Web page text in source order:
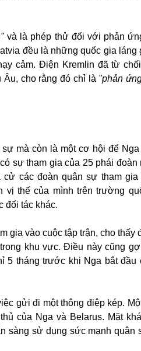
và là phép thử đối với phản
đều là những quốc gia láng
cảm. Điện Kremlin đã từ
cho rằng đó chỉ là "phản
mà còn là một cơ hội để Nga
sự tham gia của 25 phái
các đoàn quân sự tham gia
vị thế của mình trên trường
đối tác khác.
gia vào cuộc tập trận, cho thấy
khu vực. Điều này cũng
5 tháng trước khi Nga bắt đầu
gửi đi một thông điệp kép.
của Nga và Belarus. Mặt
sàng sử dụng sức mạnh quân